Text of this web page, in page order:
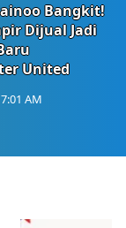
Bangkit!
Dijual Jadi
United
AM